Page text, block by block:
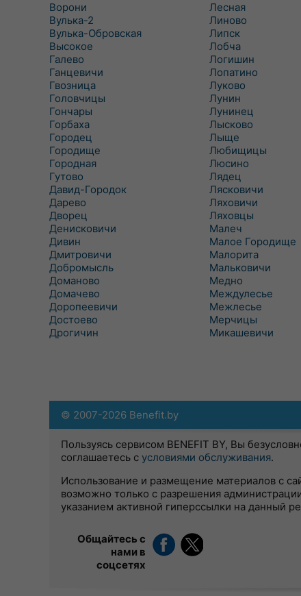
Ворони
Вулька-2
Вулька-Обровская
Высокое
Галево
Ганцевичи
Гвозница
Головчицы
Гончары
Горбаха
Городец
Городище
Городная
Гутово
Давид-Городок
Дарево
Дворец
Денисковичи
Дивин
Дмитровичи
Добромысль
Доманово
Домачево
Доропеевичи
Достоево
Дрогичин
Лесная
Линово
Липск
Лобча
Логишин
Лопатино
Луково
Лунин
Лунинец
Лысково
Лыще
Любищицы
Люсино
Лядец
Лясковичи
Ляховичи
Ляховцы
Малеч
Малое Городище
Малорита
Мальковичи
Медно
Междулесье
Межлесье
Мерчицы
Микашевичи
© 2007-2026 Benefit.by
Пользуясь сервисом BENEFIT BY, Вы
соглашаетесь с условиями обслуживания.
Использование и размещение материалов с
возможно только с разрешения
указанием активной гиперссылки на данный
Общайтесь с
нами в
соцсетях